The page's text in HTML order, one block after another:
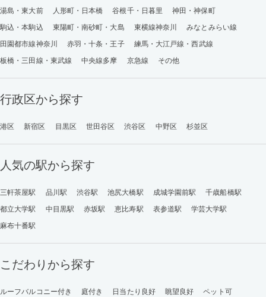
湯島・東大前
人形町・日本橋 谷根千・日暮里
神田・神保町
駒込・本駒込
東陽町・南砂町・大島 東横線神奈川
みなとみらい線
田園都市線神奈川
赤羽・十条・王子
練馬・大江戸線・西武線
板橋・三田線・東武線
中央線多摩 京急線 その他
行政区から探す
港区 新宿区 目黒区 世田谷区 渋谷区 中野区 杉並区
人気の駅から探す
三軒茶屋駅 品川駅 渋谷駅 池尻大橋駅 成城学園前駅
千歳船橋駅
都立大学駅
中目黒駅 赤坂駅 恵比寿駅 表参道駅
学芸大学駅
麻布十番駅
こだわりから探す
ルーフバルコニー付き 庭付き 日当たり良好 眺望良好
ペット可